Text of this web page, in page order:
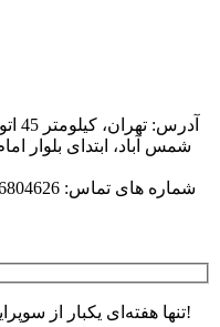
شمس آباد، ابتدای بلوار
شماره های تماس: 56804626 ، 56804668 ، 56804630 ، 56804657
تنها هفته‌ای یکبار از سوپرایزها و اتفاقات هیجان انگیز باخبر شوید!